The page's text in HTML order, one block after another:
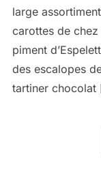
large
carottes de
piment
des escalopes
tartiner